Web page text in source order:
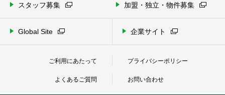
スタッフ募集 加盟・独立・物件募集
Global Site 企業サイト
ご利用にあたって プライバシーポリシー
よくあるご質問 お問い合わせ